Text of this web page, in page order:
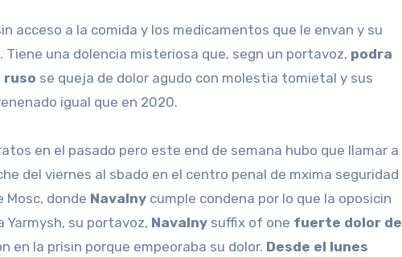
acceso a la comida y los medicamentos que le envan y su
una dolencia misteriosa que, segn un portavoz, podra
ruso se queja de dolor agudo con molestia tomietal y sus
igual que en 2020.
en el pasado pero este end de semana hubo que llamar a
del viernes al sbado en el centro penal de mxima seguridad
Mosc, donde Navalny cumple condena por lo que la oposicin
Yarmysh, su portavoz, Navalny suffix of one fuerte dolor de
en la prisin porque empeoraba su dolor. Desde el lunes